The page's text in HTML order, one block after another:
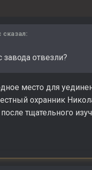
сказал:
завода отвезли?
место для
охранник
тщательного